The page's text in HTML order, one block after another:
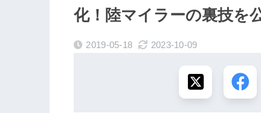
化！陸マイラーの裏技を
2019-05-18 2023-10-09